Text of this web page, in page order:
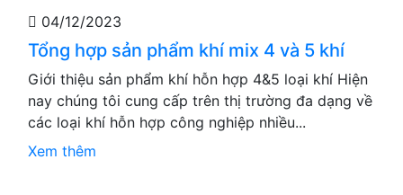
04/12/2023
Tổng hợp sản phẩm khí mix 4 và 5 khí
Giới thiệu sản phẩm khí hỗn hợp 4&5 loại khí Hiện
nay chúng tôi cung cấp trên thị trường đa dạng về
các loại khí hỗn hợp công nghiệp nhiều...
Xem thêm